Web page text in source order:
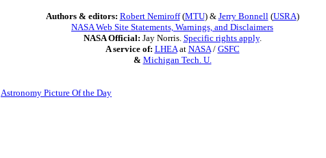
Authors & editors: Robert Nemiroff(MTU) & Jerry Bonnell(USRA)
NASA Web Site Statements, Warnings, and Disclaimers
NASA Official: Jay Norris. Specific rights apply.
A service of: LHEAat NASA/ GSFC
& Michigan Tech. U.
Astronomy Picture Of the Day